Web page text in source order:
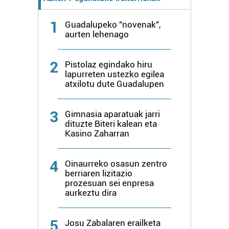
zerbitzuak hobetzeko asmoz, cookie teknologiaz
erabiltzeko baimen esplizitua ematen diguzu.
1
Guadalupeko "novenak",
aurten lehenago
2
Pistolaz egindako hiru
lapurreten ustezko egilea
atxilotu dute Guadalupen
3
Gimnasia aparatuak jarri
dituzte Biteri kalean eta
Kasino Zaharran
4
Oinaurreko osasun zentro
berriaren lizitazio
prozesuan sei enpresa
aurkeztu dira
5
Josu Zabalaren erailketa